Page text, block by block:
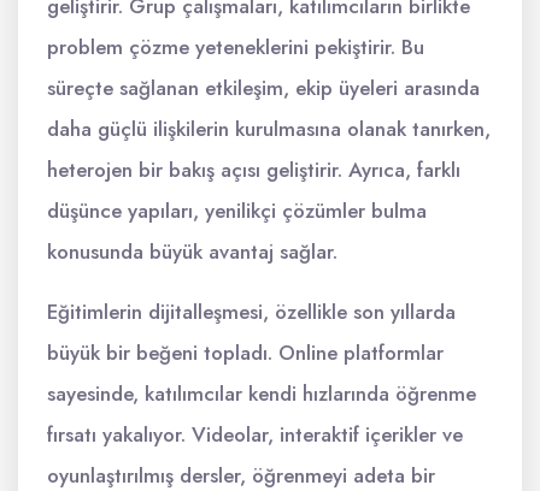
geliştirir. Grup çalışmaları, katılımcıların birlikte
problem çözme yeteneklerini pekiştirir. Bu
süreçte sağlanan etkileşim, ekip üyeleri arasında
daha güçlü ilişkilerin kurulmasına olanak tanırken,
heterojen bir bakış açısı geliştirir. Ayrıca, farklı
düşünce yapıları, yenilikçi çözümler bulma
konusunda büyük avantaj sağlar.
Eğitimlerin dijitalleşmesi, özellikle son yıllarda
büyük bir beğeni topladı. Online platformlar
sayesinde, katılımcılar kendi hızlarında öğrenme
fırsatı yakalıyor. Videolar, interaktif içerikler ve
oyunlaştırılmış dersler, öğrenmeyi adeta bir